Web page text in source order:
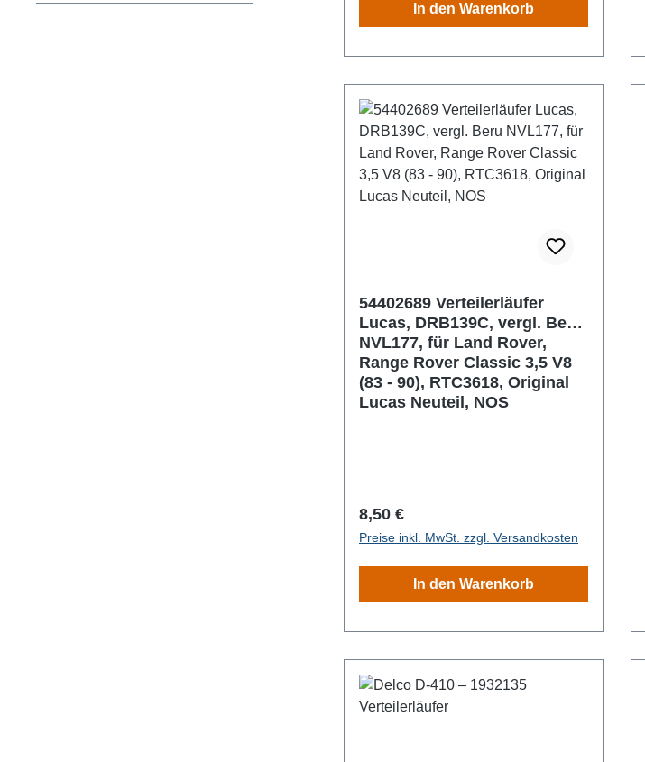
In den Warenkorb
54402689 Verteilerläufer
Lucas, DRB139C, vergl. Beru
NVL177, für Land Rover,
Range Rover Classic 3,5 V8
(83 - 90), RTC3618, Original
Lucas Neuteil, NOS
Regulärer Preis:
8,50 €
Preise inkl. MwSt. zzgl. Versandkosten
In den Warenkorb